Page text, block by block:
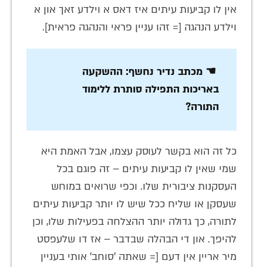
אין לו קביעות עיתים איז דאס א וילדע זאך און א
וילדע הנהגה [= זהו עניין פראי והנהגה פראית].
☚ מכתב נדיר נחשף: ההשקעה
באריכות התפילה סותרת ללימוד
התורה?
כל זה הוא בקשר לעוסק עצמו, אבל האמת היא
שמי שאין לו קביעות עיתים – זה פוגם בכל
העסקנות ציבורית שלו. וכפי שרואים במוחש
שעסקן או שליח ככל שיש לו יותר קביעות עיתים
לתורה, כך גדולה יותר ההצלחה בפעילות שלו, וכן
להיפך. און די הבהלה שבדבר – אז דו שלעפסט
מיר אריין אין דעם [= שאתה 'סוחב' אותי בעניין